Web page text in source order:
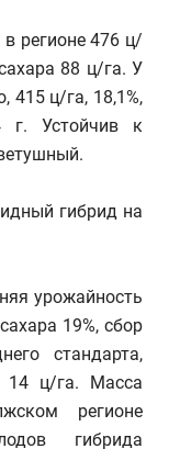
регионе 476 ц/
88 ц/га. У
415 ц/га, 18,1%,
г. Устойчив к
гибрид на
урожайность
19%, сбор
стандарта,
14 ц/га. Масса
регионе
гибрида